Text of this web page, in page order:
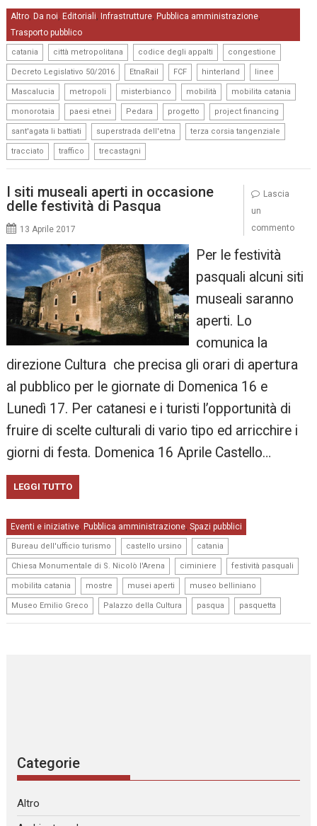
Altro, Da noi, Editoriali, Infrastrutture, Pubblica amministrazione,
Trasporto pubblico
catania città metropolitana codice degli appalti congestione
Decreto Legislativo 50/2016 EtnaRail FCF hinterland linee
Mascalucia metropoli misterbianco mobilità mobilita catania
monorotaia paesi etnei Pedara progetto project financing
sant'agata li battiati superstrada dell'etna terza corsia tangenziale
tracciato traffico trecastagni
I siti museali aperti in occasione
delle festività di Pasqua
13 Aprile 2017
Per le festività
pasquali alcuni siti
museali saranno
aperti. Lo
comunica la
direzione Cultura che precisa gli orari di apertura
al pubblico per le giornate di Domenica 16 e
Lunedì 17. Per catanesi e i turisti l’opportunità di
fruire di scelte culturali di vario tipo ed arricchire i
giorni di festa. Domenica 16 Aprile Castello…
LEGGI TUTTO
Eventi e iniziative, Pubblica amministrazione,Spazi pubblici
Bureau dell'ufficio turismo castello ursino catania
Chiesa Monumentale di S. Nicolò l'Arena ciminiere festività pasquali
mobilita catania mostre musei aperti museo belliniano
Museo Emilio Greco Palazzo della Cultura pasqua pasquetta
Lascia
un
commento
Categorie
Altro